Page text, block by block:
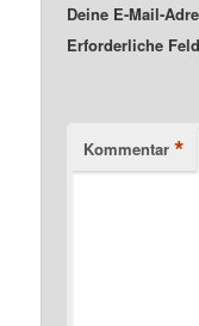
Deine E-Mail-
Erforderliche
Kommentar *